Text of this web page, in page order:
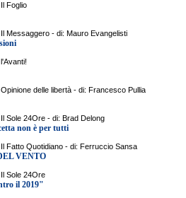
Foglio
Messaggero - di: Mauro Evangelisti
delle libertà - di: Francesco Pullia
Sole 24Ore - di: Brad Delong
non è per tutti
Fatto Quotidiano - di: Ferruccio Sansa
VENTO
Sole 24Ore
il 2019"